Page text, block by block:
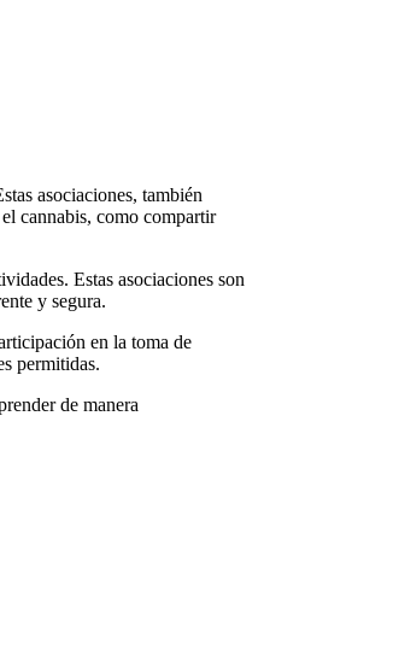
asociaciones, también
cannabis, como compartir
Estas asociaciones son
y segura.
en la toma de
permitidas.
de manera